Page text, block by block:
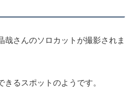
哉さんのソロカットが撮影されま
るスポットのようです。